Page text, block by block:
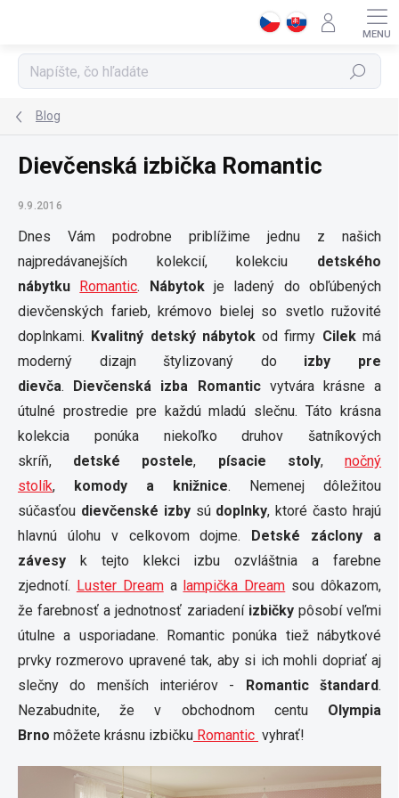
Hľadať
Blog
Dievčenská izbička Romantic
9.9.2016
Dnes Vám podrobne priblížime jednu z našich
najpredávanejších kolekcií, kolekciu detského
nábytku Romantic. Nábytokje ladený do obľúbených
dievčenských farieb, krémovo bielej so svetlo ružovité
doplnkami. Kvalitný detský nábytokod firmy Cilekmá
moderný dizajn štylizovaný do izby pre
dievča. Dievčenská izba Romanticvytvára krásne a
útulné prostredie pre každú mladú slečnu. Táto krásna
kolekcia ponúka niekoľko druhov šatníkových
skríň, detské postele, písacie stoly,nočný
stolík, komody a knižnice. Nemenej dôležitou
súčasťou dievčenské izbysú doplnky, ktoré často hrajú
hlavnú úlohu v celkovom dojme. Detské záclony a
závesy k tejto klekci izbu ozvláštnia a farebne
zjednotí. Luster Dreama lampička Dream sou dôkazom,
že farebnosť a jednotnosť zariadeníizbičkypôsobí veľmi
útulne a usporiadane. Romantic ponúka tiež nábytkové
prvky rozmerovo upravené tak, aby si ich mohli dopriať aj
slečny do menších interiérov - Romantic štandard.
Nezabudnite, že v obchodnom centu Olympia
Brno môžete krásnu izbičku Romantic vyhrať!